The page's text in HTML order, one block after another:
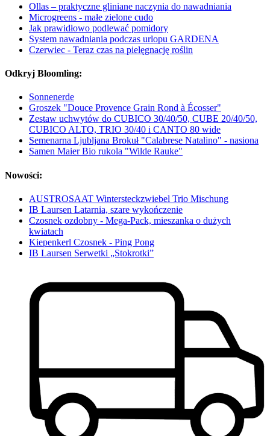
Ollas – praktyczne gliniane naczynia do nawadniania
Microgreens - małe zielone cudo
Jak prawidłowo podlewać pomidory
System nawadniania podczas urlopu GARDENA
Czerwiec - Teraz czas na pielęgnację roślin
Odkryj Bloomling:
Sonnenerde
Groszek "Douce Provence Grain Rond à Écosser"
Zestaw uchwytów do CUBICO 30/40/50, CUBE 20/40/50,
CUBICO ALTO, TRIO 30/40 i CANTO 80 wide
Semenarna Ljubljana Brokuł "Calabrese Natalino" - nasiona
Samen Maier Bio rukola "Wilde Rauke"
Nowości:
AUSTROSAAT Wintersteckzwiebel Trio Mischung
IB Laursen Latarnia, szare wykończenie
Czosnek ozdobny - Mega-Pack, mieszanka o dużych
kwiatach
Kiepenkerl Czosnek - Ping Pong
IB Laursen Serwetki „Stokrotki”